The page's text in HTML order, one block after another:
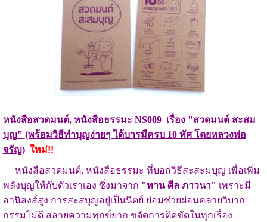
หนังสือสวดมนต์, หนังสือธรรมะ NS009 เรื่อง "สวดมนต์ สะสม
บุญ" (พร้อมวิธีทำบุญง่ายๆ ได้บารมีครบ 10 ทัศ โดยหลวงพ่อ
จรัญ) ใหม่!!
หนังสือสวดมนต์, หนังสือธรรมะ ที่บอกวิธีสะสะมบุญ เพื่อเพิ่ม
พลังบุญให้กับตัวเราเอง ซึ่งมาจาก "ทาน ศีล ภาวนา" เพราะมี
อานิสงส์สูง การสะสบุญอยู่เป็นนิตย์ ย่อมช่วยผ่อนคลายวิบาก
กรรมไม่ดี สลายความทุกข์ยาก ขจัดการติดขัดในทุกเรื่อง